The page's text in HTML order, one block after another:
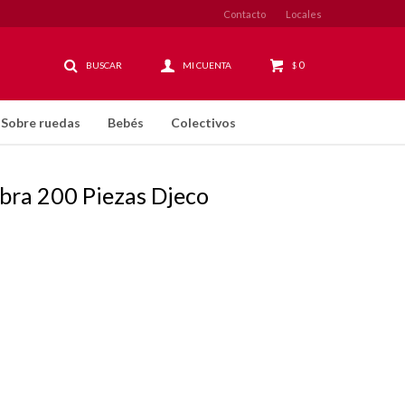
Sobre ruedas Bebés Colectivos
$ 0
Contacto Locales
200 Piezas Djeco